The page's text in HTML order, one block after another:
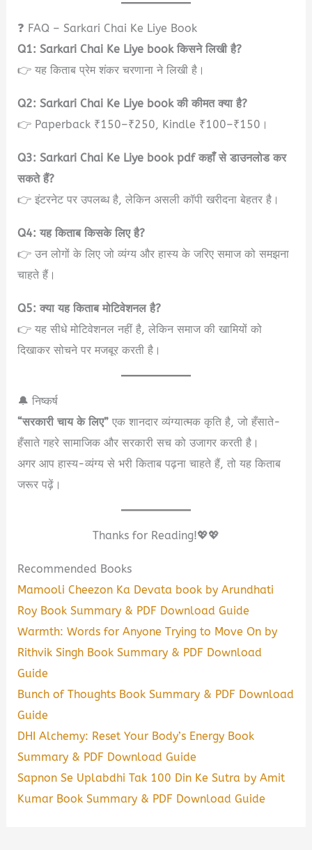
❓ FAQ – Sarkari Chai Ke Liye Book
Q1: Sarkari Chai Ke Liye book किसने लिखी है?
👉 यह किताब प्रेम शंकर चरणाना ने लिखी है।
Q2: Sarkari Chai Ke Liye book की कीमत क्या है?
👉 Paperback ₹150–₹250, Kindle ₹100–₹150।
Q3: Sarkari Chai Ke Liye book pdf कहाँ से डाउनलोड कर
सकते हैं?
👉 इंटरनेट पर उपलब्ध है, लेकिन असली कॉपी खरीदना बेहतर है।
Q4: यह किताब किसके लिए है?
👉 उन लोगों के लिए जो व्यंग्य और हास्य के जरिए समाज को समझना
चाहते हैं।
Q5: क्या यह किताब मोटिवेशनल है?
👉 यह सीधे मोटिवेशनल नहीं है, लेकिन समाज की खामियों को
दिखाकर सोचने पर मजबूर करती है।
🔔 निष्कर्ष
“सरकारी चाय के लिए” एक शानदार व्यंग्यात्मक कृति है, जो हँसाते-
हँसाते गहरे सामाजिक और सरकारी सच को उजागर करती है।
अगर आप हास्य-व्यंग्य से भरी किताब पढ़ना चाहते हैं, तो यह किताब
जरूर पढ़ें।
Thanks for Reading!💖💖
Recommended Books
Mamooli Cheezon Ka Devata book by Arundhati
Roy Book Summary & PDF Download Guide
Warmth: Words for Anyone Trying to Move On by
Rithvik Singh Book Summary & PDF Download
Guide
Bunch of Thoughts Book Summary & PDF Download
Guide
DHI Alchemy: Reset Your Body’s Energy Book
Summary & PDF Download Guide
Sapnon Se Uplabdhi Tak 100 Din Ke Sutra by Amit
Kumar Book Summary & PDF Download Guide